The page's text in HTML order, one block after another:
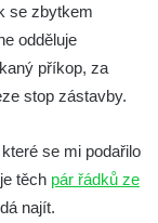
se zbytkem
odděluje
příkop, za
stop zástavby.
se mi podařilo
těch pár řádků ze
najít.